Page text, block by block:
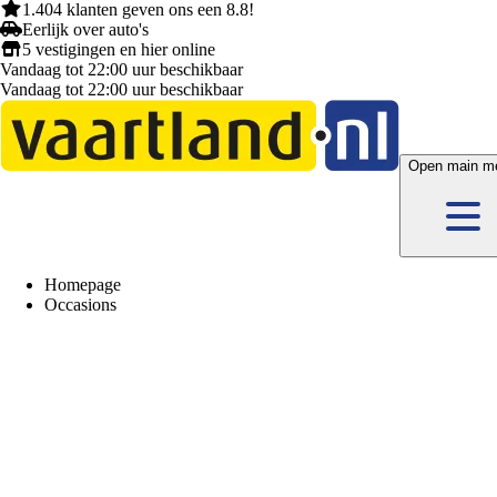
1.404 klanten geven ons een 8.8!
Eerlijk over auto's
5 vestigingen en hieronline
Vandaag tot 22:00 uur beschikbaar
Vandaag tot 22:00 uur beschikbaar
Open main
Homepage
Occasions